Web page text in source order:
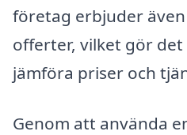
företag erbjuder
offerter, vilket gör
jämföra priser och
Genom att använda